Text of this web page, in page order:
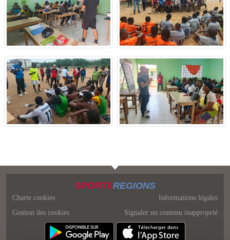
SPORTSREGIONS
Charte cookies
Gestion des cookies
Informations légales
Signaler un contenu inapproprié